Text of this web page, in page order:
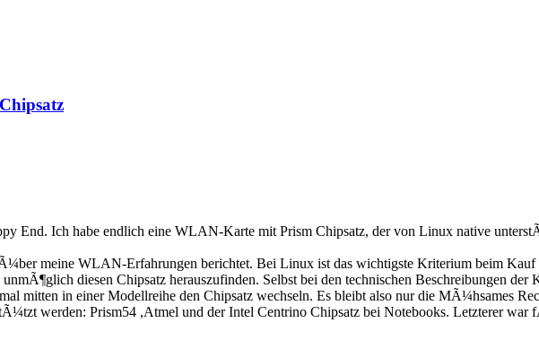
End. Ich habe endlich eine WLAN-Karte mit Prism Chipsatz, der von Linux native
meine WLAN-Erfahrungen berichtet. Bei Linux ist das wichtigste Kriterium beim
diesen Chipsatz herauszufinden. Selbst bei den technischen Beschreibungen
mitten in einer Modellreihe den Chipsatz wechseln. Es bleibt also nur die MÃ¼hsames
werden: Prism54 ,Atmel und der Intel Centrino Chipsatz bei Notebooks. Letzterer